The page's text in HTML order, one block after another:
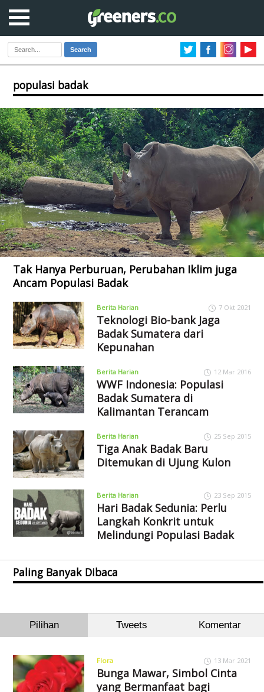
Search
populasi badak
Tak Hanya Perburuan, Perubahan Iklim juga
Ancam Populasi Badak
Berita Harian 7 Okt 2021
Teknologi Bio-bank Jaga
Badak Sumatera dari
Kepunahan
Berita Harian 12 Mar 2016
WWF Indonesia: Populasi
Badak Sumatera di
Kalimantan Terancam
Berita Harian 25 Sep 2015
Tiga Anak Badak Baru
Ditemukan di Ujung Kulon
Berita Harian 23 Sep 2015
Hari Badak Sedunia: Perlu
Langkah Konkrit untuk
Melindungi Populasi Badak
Paling Banyak Dibaca
Pilihan Tweets Komentar
Flora 13 Mar 2021
Bunga Mawar, Simbol Cinta
yang Bermanfaat bagi